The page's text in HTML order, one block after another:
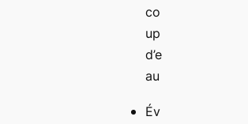
co
up
d’e
au
Év